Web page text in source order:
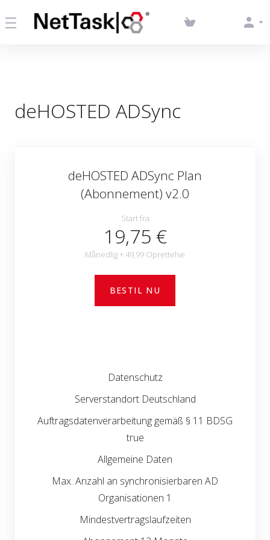
deHOSTED ADSync
deHOSTED ADSync Plan
(Abonnement) v2.0
Start fra
19,75 €
Månedlig + 49,99 Oprettelse
BESTIL NU
Datenschutz
Serverstandort Deutschland
Auftragsdatenverarbeitung gemäß § 11 BDSG
true
Allgemeine Daten
Max. Anzahl an synchronisierbaren AD
Organisationen 1
Mindestvertragslaufzeiten